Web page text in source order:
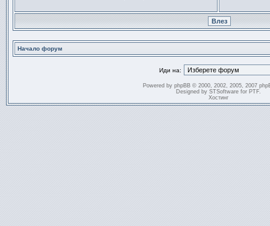
Начало форум
Иди на:
Powered by phpBB© 2000, 2002, 2005, 2007
Designed by STSoftwarefor PTF.
Хостинг